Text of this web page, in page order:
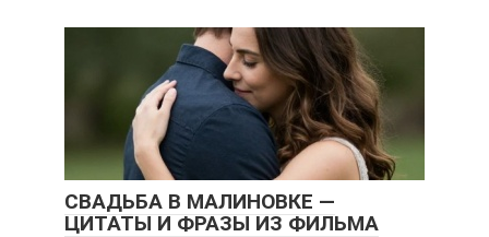
СВАДЬБА В МАЛИНОВКЕ —
ЦИТАТЫ И ФРАЗЫ ИЗ ФИЛЬМА